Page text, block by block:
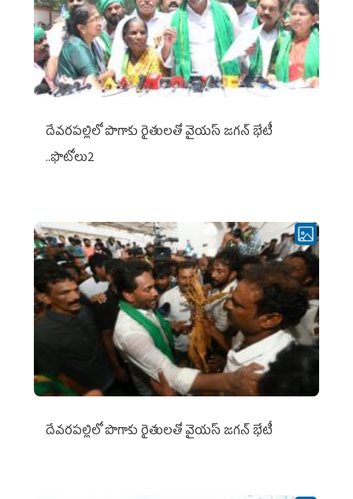
దేవరపల్లిలో పొగాకు రైతులతో వైయస్ జగన్ భేటీ
..ఫొటోలు2
దేవరపల్లిలో పొగాకు రైతులతో వైయస్ జగన్ భేటీ